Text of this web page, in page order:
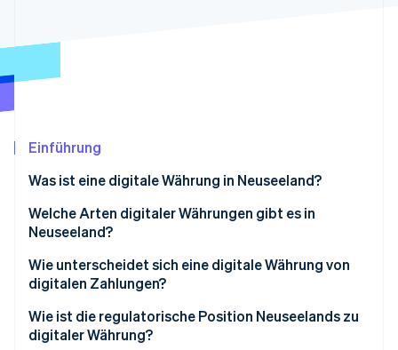
Start-up-Gründung
Climate
Jetzt ansehen
Einführung
Was ist eine digitale Währung in Neuseeland?
Welche Arten digitaler Währungen gibt es in
Neuseeland?
Kryptowährungen
Central Bank Digital Currency (CBDC)
Wie unterscheidet sich eine digitale Währung von
digitalen Zahlungen?
Wie ist die regulatorische Position Neuseelands zu
digitaler Währung?